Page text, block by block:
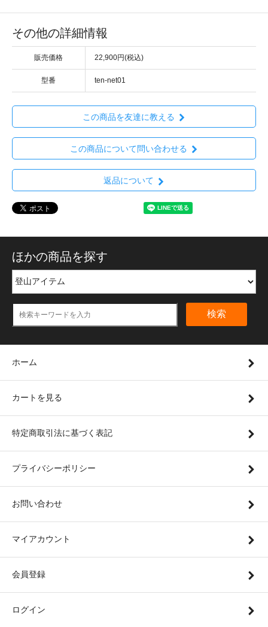
その他の詳細情報
販売価格 22,900円(税込)
型番 ten-net01
この商品を友達に教える
この商品について問い合わせる
返品について
ほかの商品を探す
検索
ホーム
カートを見る
特定商取引法に基づく表記
プライバシーポリシー
お問い合わせ
マイアカウント
会員登録
ログイン